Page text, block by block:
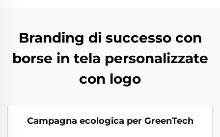
Branding di successo con
borse in tela personalizzate
con logo
Campagna ecologica per GreenTech